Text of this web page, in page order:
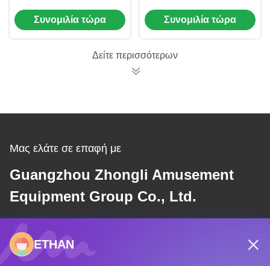
Μεμβράνης Χάλυβα
Δομής Μεμβράνης
Συνομιλία τώρα
μεμβράνης Χάλυβα
Φρέμα Τεντώμενη
μεμβράνης
Συνομιλία τώρα
Δείτε περισσότερων
Μας ελάτε σε επαφή με
Guangzhou Zhongli Amusement
Equipment Group Co., Ltd.
E-mail
dannie@zhongliyoule.com
ETHAN